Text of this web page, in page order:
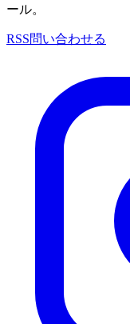
ール。
RSS問い合わせる